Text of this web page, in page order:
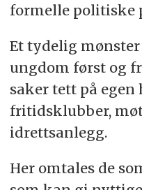
formelle politiske
Et tydelig
ungdom først og
saker tett på egen
fritidsklubber,
idrettsanlegg.
Her omtales de